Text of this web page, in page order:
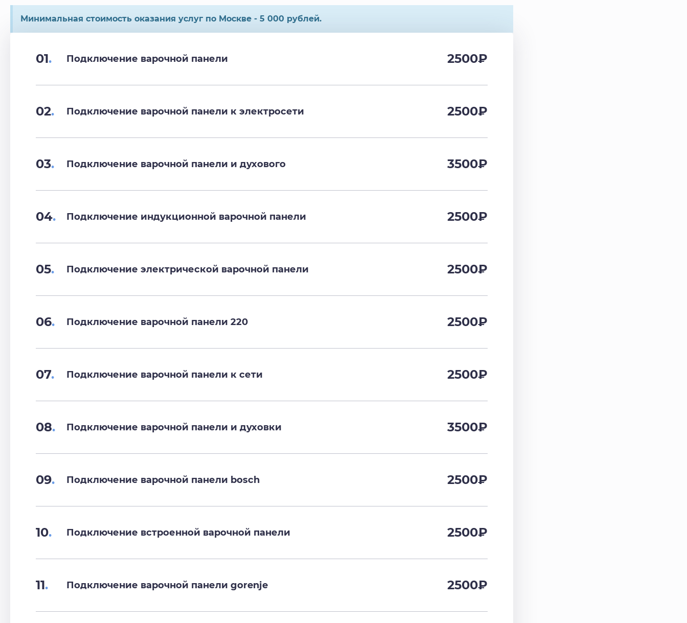
Минимальная стоимость оказания услуг по Москве - 5 000 рублей.
01. Подключение варочной панели 2500₽
02. Подключение варочной панели к электросети 2500₽
03. Подключение варочной панели и духового 3500₽
04. Подключение индукционной варочной панели 2500₽
05. Подключение электрической варочной панели 2500₽
06. Подключение варочной панели 220 2500₽
07. Подключение варочной панели к сети 2500₽
08. Подключение варочной панели и духовки 3500₽
09. Подключение варочной панели bosch 2500₽
10. Подключение встроенной варочной панели 2500₽
11. Подключение варочной панели gorenje 2500₽